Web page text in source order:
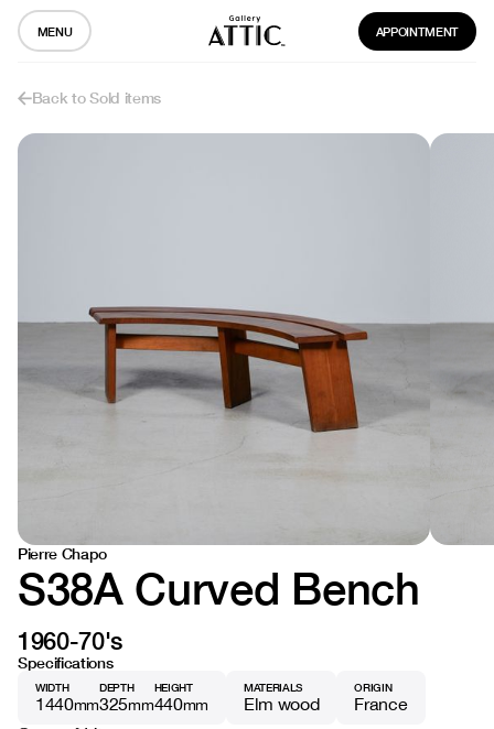
MENU APPOINTMENT
Back to Sold items
Pierre Chapo
S38A Curved Bench
1960-70's
Specifications
WIDTH
1440mm
DEPTH
325mm
HEIGHT
440mm
MATERIALS
Elm wood
ORIGIN
France